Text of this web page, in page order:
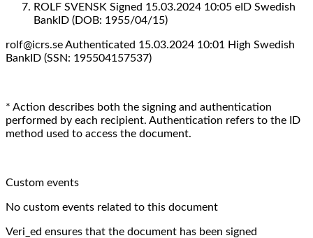
ROLF SVENSK Signed 15.03.2024 10:05 eID Swedish
BankID (DOB: 1955/04/15)
rolf@icrs.se Authenticated 15.03.2024 10:01 High Swedish
BankID (SSN: 195504157537)
* Action describes both the signing and authentication
performed by each recipient. Authentication refers to the ID
method used to access the document.
Custom events
No custom events related to this document
Veri_ed ensures that the document has been signed